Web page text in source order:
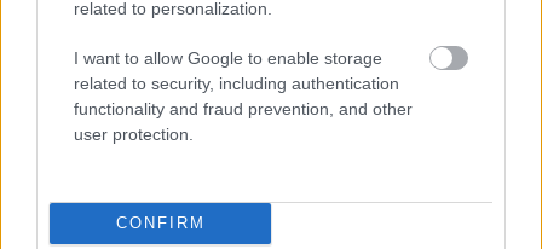
related to personalization.
I want to allow Google to enable storage
related to security, including authentication
functionality and fraud prevention, and other
user protection.
CONFIRM